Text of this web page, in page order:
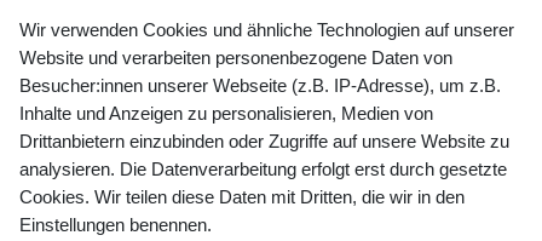
+49 (0) 35243 460 400
Mo-Fr 9-15 Uhr
shop@banjado.com
Preisangaben inkl. gesetzl. MwSt. und zzgl. Service- und
Versandkosten
Wir verwenden Cookies und ähnliche Technologien auf unserer
Website und verarbeiten personenbezogene Daten von
Besucher:innen unserer Webseite (z.B. IP-Adresse), um z.B.
Inhalte und Anzeigen zu personalisieren, Medien von
Drittanbietern einzubinden oder Zugriffe auf unsere Website zu
analysieren. Die Datenverarbeitung erfolgt erst durch gesetzte
Cookies. Wir teilen diese Daten mit Dritten, die wir in den
Einstellungen benennen.